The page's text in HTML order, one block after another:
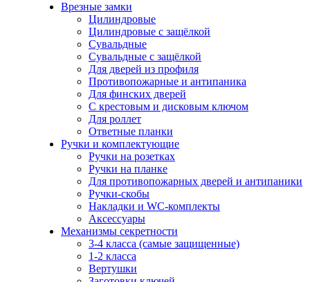
Врезные замки
Цилиндровые
Цилиндровые с защёлкой
Сувальдные
Сувальдные с защёлкой
Для дверей из профиля
Противопожарные и антипаника
Для финских дверей
С крестовым и дисковым ключом
Для роллет
Ответные планки
Ручки и комплектующие
Ручки на розетках
Ручки на планке
Для противопожарных дверей и антипаники
Ручки-скобы
Накладки и WC-комплекты
Аксессуары
Механизмы секретности
3-4 класса (самые защищенные)
1-2 класса
Вертушки